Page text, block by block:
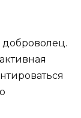
доброволец.